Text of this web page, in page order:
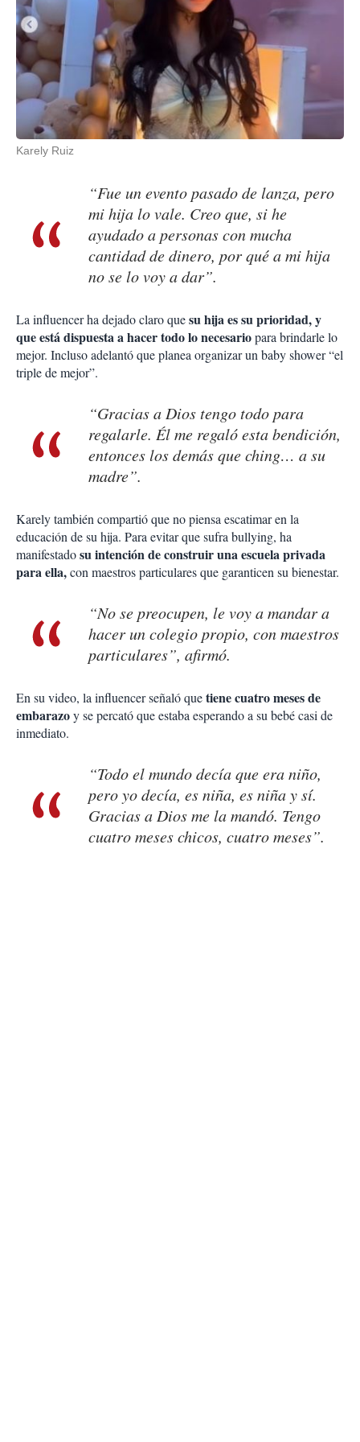
Karely Ruiz
“Fue un evento pasado de lanza, pero
mi hija lo vale. Creo que, si he
ayudado a personas con mucha
cantidad de dinero, por qué a mi hija
no se lo voy a dar”.
La influencer ha dejado claro quesu hija es su prioridad, y
que está dispuesta a hacer todo lo necesariopara brindarle lo
mejor. Incluso adelantó que planea organizar un baby shower “el
triple de mejor”.
“Gracias a Dios tengo todo para
regalarle. Él me regaló esta bendición,
entonces los demás que ching… a su
madre”.
Karely también compartió que no piensa escatimar en la
educación de su hija. Para evitar que sufra bullying, ha
manifestadosu intención de construir una escuela privada
para ella,con maestros particulares que garanticen su bienestar.
“No se preocupen, le voy a mandar a
hacer un colegio propio, con maestros
particulares”, afirmó.
En su video, la influencer señaló quetiene cuatro meses de
embarazoy se percató que estaba esperando a su bebé casi de
inmediato.
“Todo el mundo decía que era niño,
pero yo decía, es niña, es niña y sí.
Gracias a Dios me la mandó. Tengo
cuatro meses chicos, cuatro meses”.